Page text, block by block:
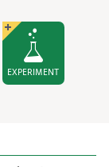
EXPERIMENT